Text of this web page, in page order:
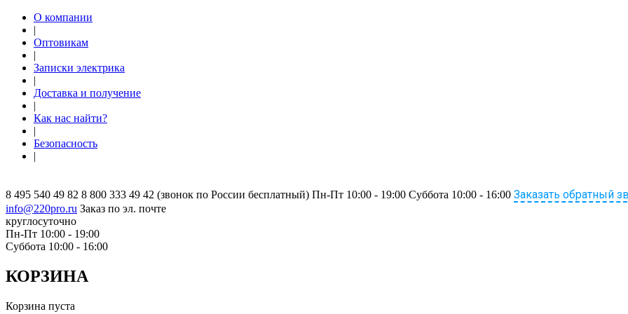
О компании
|
Оптовикам
|
Записки электрика
|
Доставка и получение
|
Как нас найти?
|
Безопасность
|
8 495 540 49 82 8 800 333 49 42 (звонок по России бесплатный) Пн-Пт 10:00 - 19:00 Суббота 10:00 - 16:00 Заказать обратный
info@220pro.ru Заказ по эл. почте
круглосуточно
Пн-Пт 10:00 - 19:00
Суббота 10:00 - 16:00
КОРЗИНА
Корзина пуста